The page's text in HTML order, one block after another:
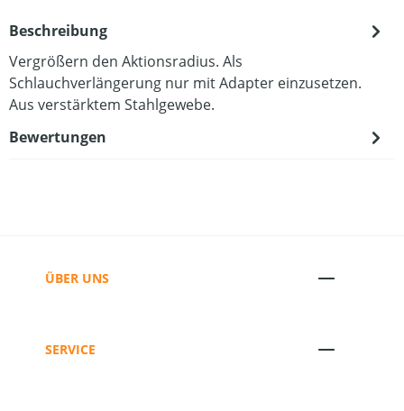
Beschreibung
Vergrößern den Aktionsradius. Als
Schlauchverlängerung nur mit Adapter einzusetzen.
Aus verstärktem Stahlgewebe.
Bewertungen
ÜBER UNS
SERVICE